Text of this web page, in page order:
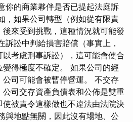
你的商業夥伴是否已提起法庭訴
，如果公司轉型（例如從有限責
來受到挑戰，這種情況就可能發
訴訟中判給損害賠償（事實上，
考慮刑事訴訟），這可能會使合
得極度不確定。 如果公司的經
司可能會被暫停營運。 不交存
司交存資產負債表和公佈是雙重
被責令這樣做也不違法由法院決
與地點無關，因此沒有場地、公